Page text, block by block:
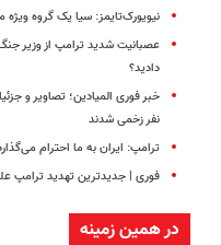
نیویورک‌تایمز: سیا یک گروه
عصبانیت شدید ترامپ از وزیر
دادید؟
خبر فوری المیادین؛ تصاویر و
نفر زخمی شدند
ترامپ: ایران به ما احترام
فوری | جدیدترین تهدید ترامپ
در همین زمینه